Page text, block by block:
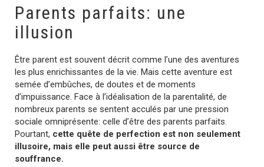
Parents parfaits: une
illusion
Être parent est souvent décrit comme l’une des aventures
les plus enrichissantes de la vie. Mais cette aventure est
semée d’embûches, de doutes et de moments
d’impuissance. Face à l’idéalisation de la parentalité, de
nombreux parents se sentent acculés par une pression
sociale omniprésente: celle d’être des parents parfaits.
Pourtant, cette quête de perfection est non seulement
illusoire, mais elle peut aussi être source de
souffrance.